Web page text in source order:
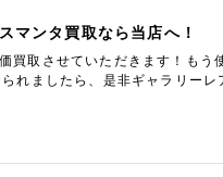
マンタ買取なら当店へ！
買取させていただきます！もう
れましたら、是非ギャラリーレ